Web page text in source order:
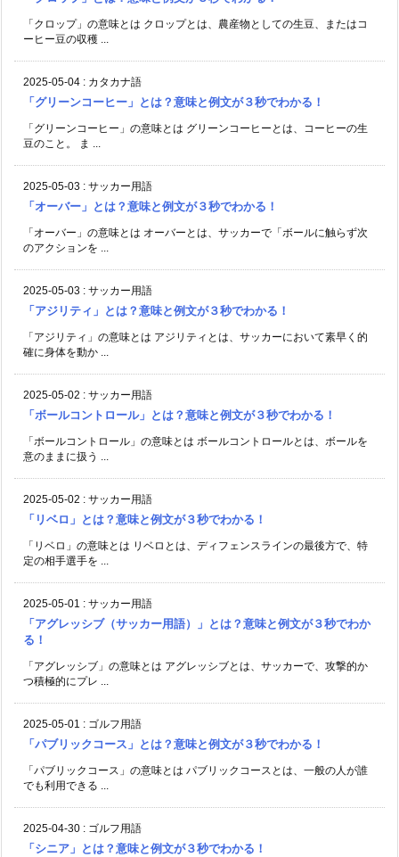
「クロップ」の意味とは クロップとは、農産物としての生豆、またはコ
ーヒー豆の収穫 ...
2025-05-04 : カタカナ語
「グリーンコーヒー」とは？意味と例文が３秒でわかる！
「グリーンコーヒー」の意味とは グリーンコーヒーとは、コーヒーの生
豆のこと。 ま ...
2025-05-03 : サッカー用語
「オーバー」とは？意味と例文が３秒でわかる！
「オーバー」の意味とは オーバーとは、サッカーで「ボールに触らず次
のアクションを ...
2025-05-03 : サッカー用語
「アジリティ」とは？意味と例文が３秒でわかる！
「アジリティ」の意味とは アジリティとは、サッカーにおいて素早く的
確に身体を動か ...
2025-05-02 : サッカー用語
「ボールコントロール」とは？意味と例文が３秒でわかる！
「ボールコントロール」の意味とは ボールコントロールとは、ボールを
意のままに扱う ...
2025-05-02 : サッカー用語
「リベロ」とは？意味と例文が３秒でわかる！
「リベロ」の意味とは リベロとは、ディフェンスラインの最後方で、特
定の相手選手を ...
2025-05-01 : サッカー用語
「アグレッシブ（サッカー用語）」とは？意味と例文が３秒でわか
る！
「アグレッシブ」の意味とは アグレッシブとは、サッカーで、攻撃的か
つ積極的にプレ ...
2025-05-01 : ゴルフ用語
「パブリックコース」とは？意味と例文が３秒でわかる！
「パブリックコース」の意味とは パブリックコースとは、一般の人が誰
でも利用できる ...
2025-04-30 : ゴルフ用語
「シニア」とは？意味と例文が３秒でわかる！